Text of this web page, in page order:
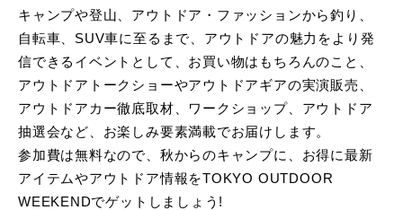
キャンプや登山、アウトドア・ファッションから釣り、
自転車、SUV車に至るまで、アウトドアの魅力をより発
信できるイベントとして、お買い物はもちろんのこと、
アウトドアトークショーやアウトドアギアの実演販売、
アウトドアカー徹底取材、ワークショップ、アウトドア
抽選会など、お楽しみ要素満載でお届けします。
参加費は無料なので、秋からのキャンプに、お得に最新
アイテムやアウトドア情報をTOKYO OUTDOOR
WEEKENDでゲットしましょう!